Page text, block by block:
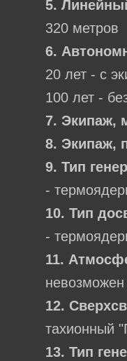
5.
320 метров
6.
20 лет - с
100 лет -
7. Экипаж,
8. Экипаж,
9. Тип
-
10. Тип
-
11.
невозможен
12.
тахионный
13. Тип